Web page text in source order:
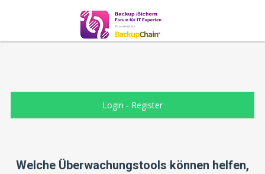
Login - Register
Welche Überwachungstools können helfen,